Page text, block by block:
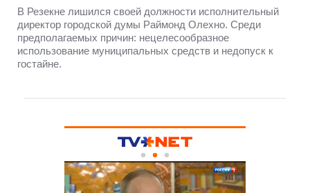
В Резекне лишился своей должности исполнительный
директор городской думы Раймонд Олехно. Среди
предполагаемых причин: нецелесообразное
использование муниципальных средств и недопуск к
гостайне.